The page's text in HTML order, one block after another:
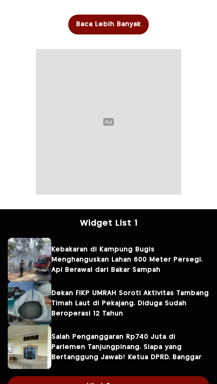
Baca Lebih Banyak
Widget List 1
Kebakaran di Kampung Bugis
Menghanguskan Lahan 600 Meter Persegi,
Api Berawal dari Bakar Sampah
Dekan FIKP UMRAH Soroti Aktivitas Tambang
Timah Laut di Pekajang, Diduga Sudah
Beroperasi 12 Tahun
Salah Penganggaran Rp740 Juta di
Parlemen Tanjungpinang, Siapa yang
Bertanggung Jawab? Ketua DPRD, Banggar